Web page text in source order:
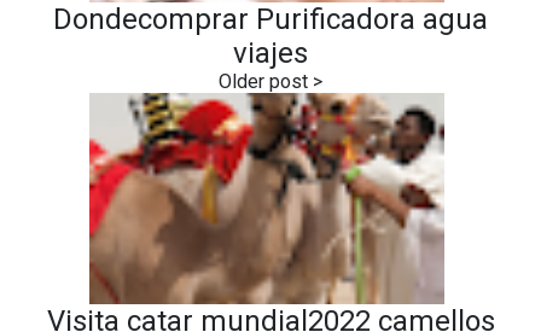
Dondecomprar Purificadora agua
viajes
Visita catar mundial2022 camellos